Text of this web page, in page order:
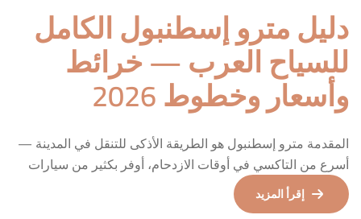
دليل مترو إسطنبول الكامل
للسياح العرب — خرائط
وأسعار وخطوط 2026
المقدمة مترو إسطنبول هو الطريقة الأذكى للتنقل في المدينة —
أسرع من التاكسي في أوقات الازدحام، أوفر بكثير من سيارات
الأجرة، وأوسع تغطية من أي وسيلة نقل أخرى. في هذا الدليل
الشامل، كل ما تحتاج معرفته عن مترو إسطنبول قبل وأثناء
إقرأ المزيد